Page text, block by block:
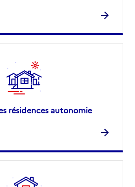
résidences autonomie